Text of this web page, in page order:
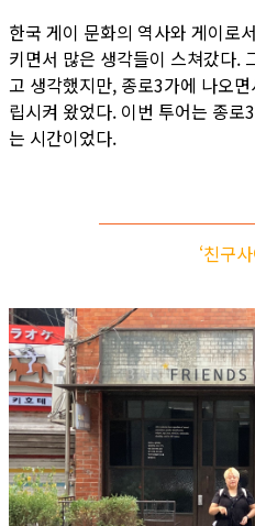
한국 게이 문화의 역사와 게이로
키면서 많은 생각들이 스쳐갔다.
고 생각했지만, 종로3가에 나오
립시켜 왔었다. 이번 투어는 종
는 시간이었다.
‘친구